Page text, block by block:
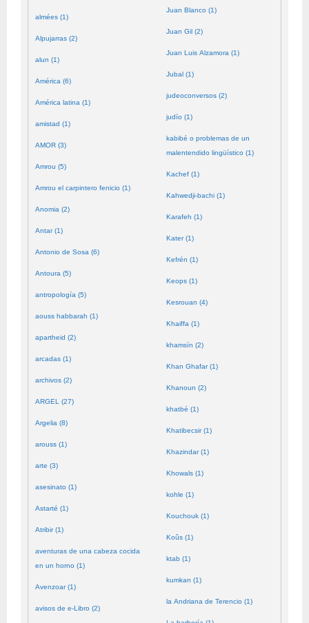
almées (1)
Alpujarras (2)
alun (1)
América (6)
América latina (1)
amistad (1)
AMOR (3)
Amrou (5)
Amrou el carpintero fenicio (1)
Anomia (2)
Antar (1)
Antonio de Sosa (6)
Antoura (5)
antropología (5)
aouss habbarah (1)
apartheid (2)
arcadas (1)
archivos (2)
ARGEL (27)
Argelia (8)
arouss (1)
arte (3)
asesinato (1)
Astarté (1)
Atribir (1)
aventuras de una cabeza cocida
en un horno (1)
Avenzoar (1)
avisos de e-Libro (2)
Juan Blanco (1)
Juan Gil (2)
Juan Luis Alzamora (1)
Jubal (1)
judeoconversos (2)
judío (1)
kabibé o problemas de un
malentendido lingüístico (1)
Kachef (1)
Kahwedji-bachi (1)
Karafeh (1)
Kater (1)
Kefrén (1)
Keops (1)
Kesrouan (4)
Khaiffa (1)
khamsín (2)
Khan Ghafar (1)
Khanoun (2)
khatbé (1)
Khatibecsir (1)
Khazindar (1)
Khowals (1)
kohle (1)
Kouchouk (1)
Koûs (1)
ktab (1)
kumkan (1)
la Andriana de Terencio (1)